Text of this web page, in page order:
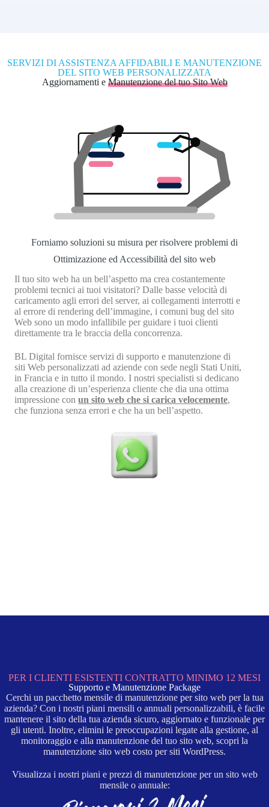
SERVIZI DI ASSISTENZA AFFIDABILI E MANUTENZIONE
DEL SITO WEB PERSONALIZZATA
Aggiornamenti e Manutenzione del tuo Sito Web
Forniamo soluzioni su misura per risolvere problemi di
Ottimizazione ed Accessibilità del sito web
Il tuo sito web ha un bell’aspetto ma crea costantemente
problemi tecnici ai tuoi visitatori? Dalle basse velocità di
caricamento agli errori del server, ai collegamenti interrotti e
al errore di rendering dell’immagine, i comuni bug del sito
Web sono un modo infallibile per guidare i tuoi clienti
direttamente tra le braccia della concorrenza.
BL Digital fornisce servizi di supporto e manutenzione di
siti Web personalizzati ad aziende con sede negli Stati Uniti,
in Francia e in tutto il mondo. I nostri specialisti si dedicano
alla creazione di un’esperienza cliente che dia una ottima
impressione conun sito web che si carica velocemente,
che funziona senza errori e che ha un bell’aspetto.
PER I CLIENTI ESISTENTI CONTRATTO MINIMO 12 MESI
Supporto e Manutenzione Package
Cerchi un pacchetto mensile di manutenzione per sito web per la tua
azienda? Con i nostri piani mensili o annuali personalizzabili, è facile
mantenere il sito della tua azienda sicuro, aggiornato e funzionale per
gli utenti. Inoltre, elimini le preoccupazioni legate alla gestione, al
monitoraggio e alla manutenzione del tuo sito web, scopri la
manutenzione sito web costo per siti WordPress.
Visualizza i nostri piani e prezzi di manutenzione per un sito web
mensile o annuale: